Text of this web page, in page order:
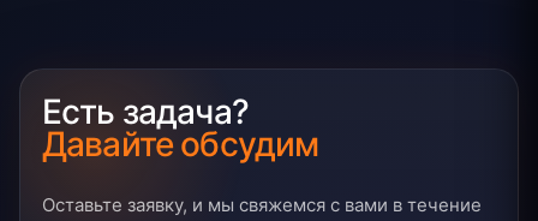
Есть задача?
Давайте обсудим
Оставьте заявку, и мы свяжемся с вами в течение